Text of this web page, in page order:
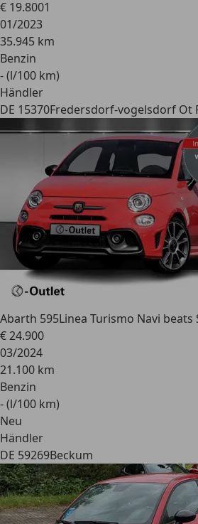
€ 19.8001
01/2023
35.945 km
Benzin
- (l/100 km)
Händler
DE 15370Fredersdorf-vogelsdorf Ot
Abarth 595Linea Turismo Navi
€ 24.900
03/2024
21.100 km
Benzin
- (l/100 km)
Neu
Händler
DE 59269Beckum